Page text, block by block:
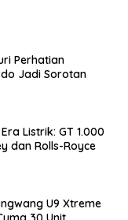
Perhatian
Jadi Sorotan
Listrik: GT 1.000
dan Rolls-Royce
U9 Xtreme